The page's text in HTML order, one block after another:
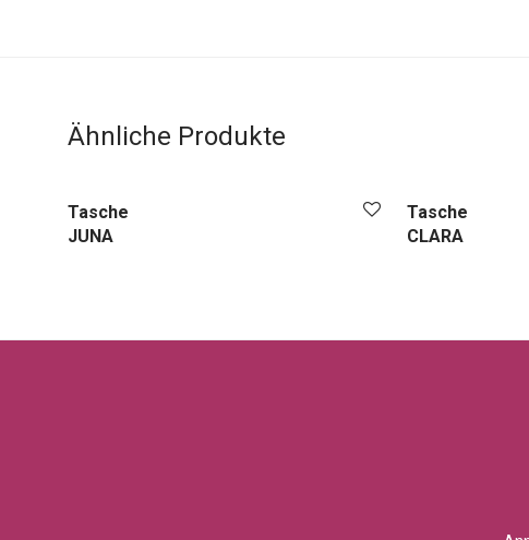
Ähnliche Produkte
Tasche
JUNA
Tasche
CLARA